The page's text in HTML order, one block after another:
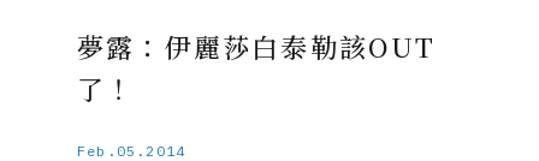
夢露：伊麗莎白泰勒該OUT
了！
Feb.05.2014